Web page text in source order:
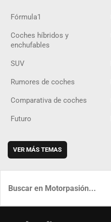
Fórmula1
Coches híbridos y
enchufables
SUV
Rumores de coches
Comparativa de coches
Futuro
VER MÁS TEMAS